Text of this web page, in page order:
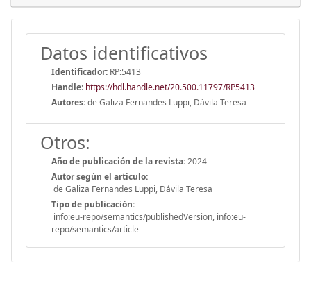
Datos identificativos
Identificador: RP:5413
Handle: https://hdl.handle.net/20.500.11797/RP5413
Autores:de Galiza Fernandes Luppi, Dávila Teresa
Otros:
Año de publicación de la revista:2024
Autor según el artículo:
de Galiza Fernandes Luppi, Dávila Teresa
Tipo de publicación:
info:eu-repo/semantics/publishedVersion, info:eu-
repo/semantics/article